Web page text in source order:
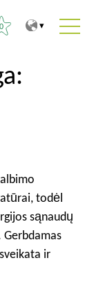
0
todėl
sąnaudų
ir